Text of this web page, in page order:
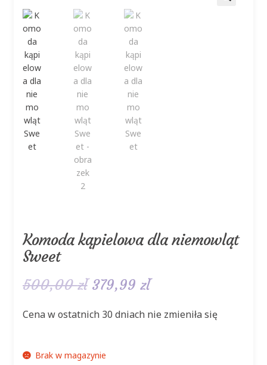
Komoda kąpielowa dla niemowląt
Sweet
500,00zł Pierwotna
cena
500,00 zł.
379,99 złAktualna
cena
Cena w ostatnich 30 dniach nie zmieniła się
Brak w magazynie